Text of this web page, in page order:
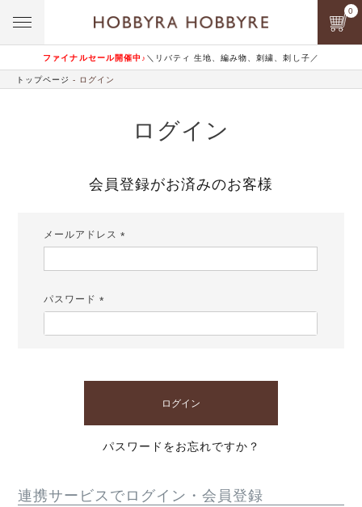
ファイナルセール開催中♪ ＼リバティ 生地、編み物、刺繍、刺し子／
0
トップページ ログイン
ログイン
会員登録がお済みのお客様
メールアドレス
パスワード
ログイン
パスワードをお忘れですか？
連携サービスでログイン・会員登録